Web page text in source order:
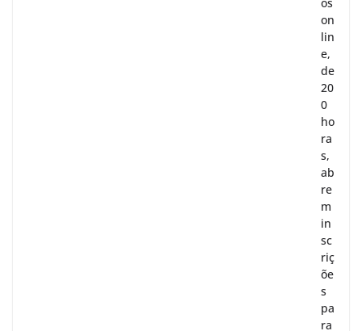
os
on
lin
e,
de
20
0
ho
ra
s,
ab
re
m
in
sc
riç
õe
s
pa
ra